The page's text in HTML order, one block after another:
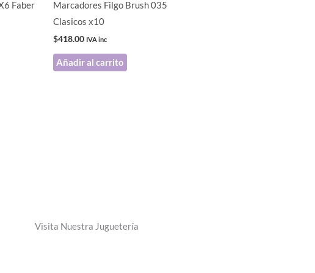
Faber
Marcadores Filgo Brush 035
Clasicos x10
$418.00 IVA inc
Añadir al carrito
Visita Nuestra Juguetería